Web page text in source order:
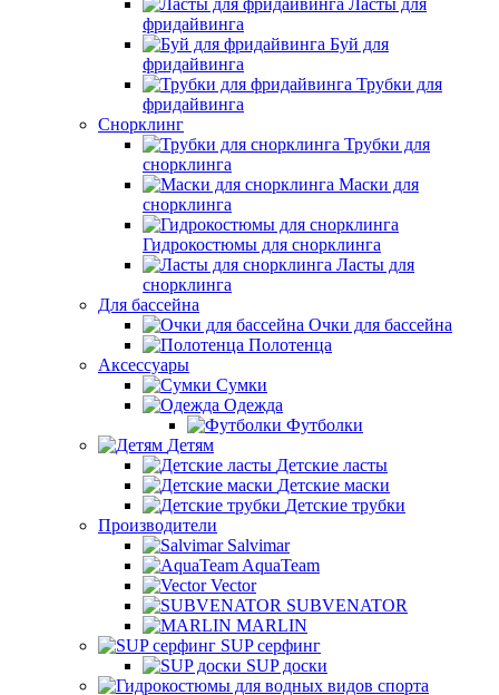
Ласты для
фридайвинга
Буй для
фридайвинга
Трубки для
фридайвинга
Снорклинг
Трубки для
снорклинга
Маски для
снорклинга
Гидрокостюмы для снорклинга
Ласты для
снорклинга
Для бассейна
Очки для бассейна
Полотенца
Аксессуары
Сумки
Одежда
Футболки
Детям
Детские ласты
Детские маски
Детские трубки
Производители
Salvimar
AquaTeam
Vector
SUBVENATOR
MARLIN
SUP серфинг
SUP доски